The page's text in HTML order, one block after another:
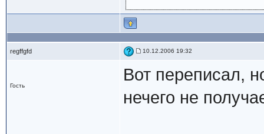
regffgfd 10.12.2006 19:32
Гость
Вот переписал,
нечего не